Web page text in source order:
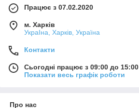
Працює з 07.02.2020
м. Харків
УкраІна, Харків, Україна
Контакти
Сьогодні працює з 09:00 до 15:00
Показати весь графік роботи
Про нас